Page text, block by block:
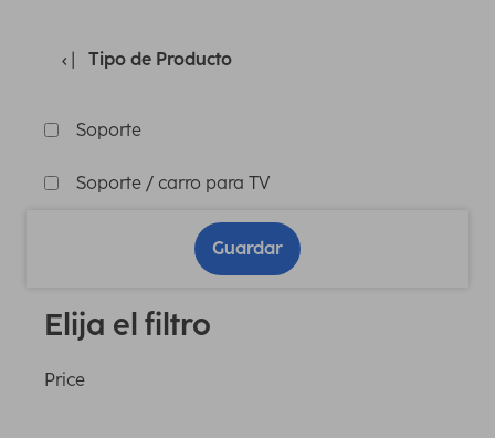
Tipo de Producto
Soporte
Soporte / carro para TV
Guardar
Elija el filtro
Price